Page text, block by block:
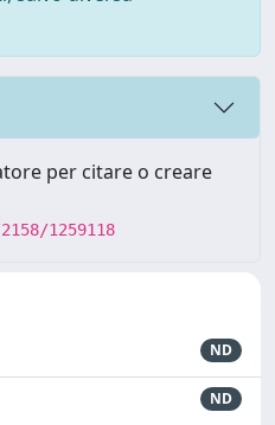
per citare o creare
1259118
ND
ND